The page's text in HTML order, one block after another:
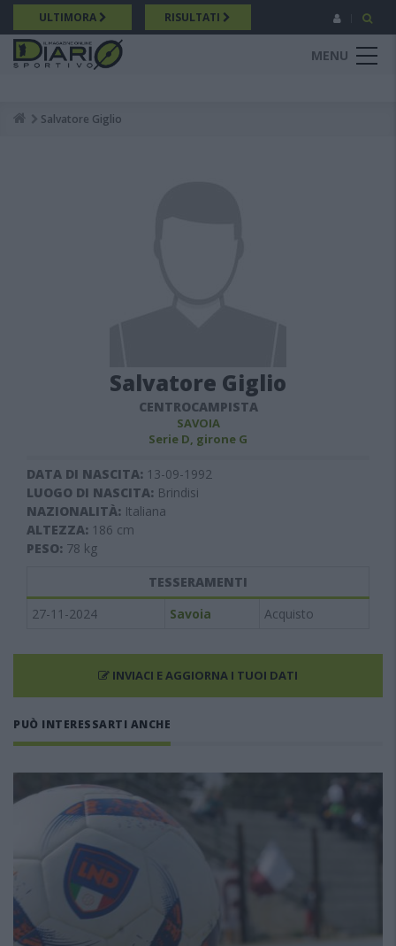
Salta
al
contenuto
principale
ULTIMORA RISULTATI
MENU
Breadcrumb
Salvatore Giglio
Salvatore Giglio
CENTROCAMPISTA
SAVOIA
Serie D, girone G
DATA DI NASCITA: 13-09-1992
LUOGO DI NASCITA: Brindisi
NAZIONALITÀ: Italiana
ALTEZZA: 186 cm
PESO: 78 kg
TESSERAMENTI
27-11-2024
Savoia Acquisto
INVIACI E AGGIORNA I TUOI DATI
PUÒ INTERESSARTI ANCHE